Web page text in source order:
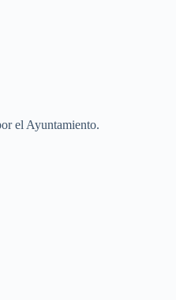
el Ayuntamiento.